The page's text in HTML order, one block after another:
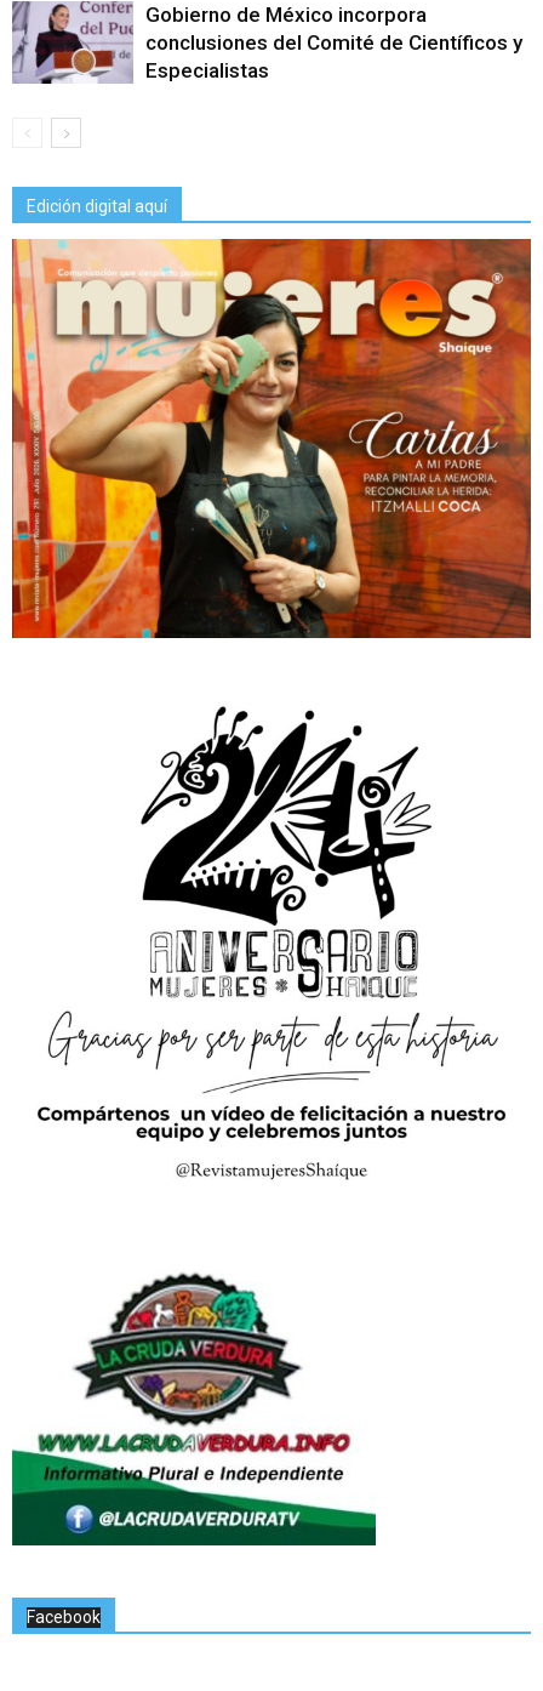
Gobierno de México incorpora
conclusiones del Comité de Científicos y
Especialistas
Edición digital aquí
Facebook